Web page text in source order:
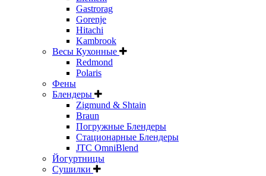
Gastrorag
Gorenje
Hitachi
Kambrook
Весы Кухонные
Redmond
Polaris
Фены
Блендеры
Zigmund & Shtain
Braun
Погружные Блендеры
Стационарные Блендеры
JTC OmniBlend
Йогуртницы
Сушилки